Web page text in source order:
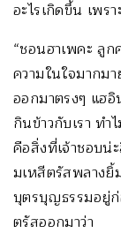
อะไรเกิดขึ้น เพร
“ชอนฮาเพคะ ลู
ความในใจมาก
ออกมาตรงๆ แฮอิ
กินข้าวกับเรา ทำ
คือสิ่งที่เจ้าชอบน่
มเหสีตรัสพลางยิ้
บุตรบุญธรรมอยู่
ตรัสออกมาว่า